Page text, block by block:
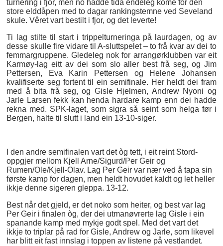
turnering i fjor, men no hadde tida endeleg kome for den
store elddåpen med to dagar rankingstemne ved Seveland
skule. Vêret vart bestilt i fjor, og det leverte!
Ti lag stilte til start i trippelturneringa på laurdagen, og av
desse skulle fire vidare til A-sluttspelet – to frå kvar av dei to
femmargruppene. Gledeleg nok for arrangørklubben var eit
Karmøy-lag eitt av dei som slo aller best frå seg, og Jim
Pettersen, Eva Karin Pettersen og Helene Johansen
kvalifiserte seg fortent til ein semifinale. Her heldt dei fram
med å bita frå seg, og Gisle Hjelmen, Andrew Nyoni og
Jarle Larsen fekk kan henda hardare kamp enn dei hadde
rekna med. SPK-laget, som sigra så seint som helga før i
Bergen, halte til slutt i land ein 13-10-siger.
I den andre semifinalen vart det òg tett, i eit reint Stord-
oppgjer mellom Kjell Arne/Sigurd/Per Geir og
Rumen/Ole/Kjell-Olav. Lag Per Geir var nær ved å tapa sin
første kamp for dagen, men heldt hovudet kaldt og let heller
ikkje denne sigeren gleppa. 13-12.
Best når det gjeld, er det noko som heiter, og best var lag
Per Geir i finalen òg, der dei utmanøvrerte lag Gisle i ein
spanande kamp med mykje godt spel. Med det vart det
ikkje to triplar på rad for Gisle, Andrew og Jarle, som likevel
har blitt eit fast innslag i toppen av listene på vestlandet.